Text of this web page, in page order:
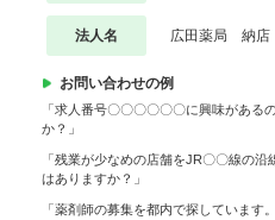
法人名 広田薬局 納店
お問い合わせの例
「求人番号〇〇〇〇〇〇に興味がある
か？」
「残業が少なめの店舗をJR〇〇線の
はありますか？」
「薬剤師の募集を都内で探しています